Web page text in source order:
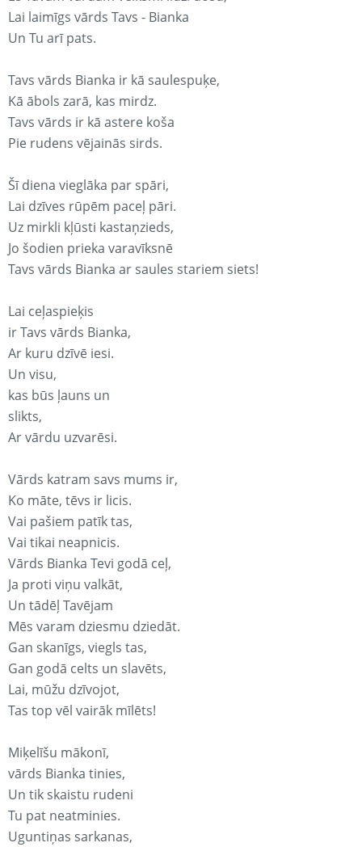
Lai laimīgs vārds Tavs - Bianka
Un Tu arī pats.
Tavs vārds Bianka ir kā saulespuķe,
Kā ābols zarā, kas mirdz.
Tavs vārds ir kā astere koša
Pie rudens vējainās sirds.
Šī diena vieglāka par spāri,
Lai dzīves rūpēm paceļ pāri.
Uz mirkli kļūsti kastaņzieds,
Jo šodien prieka varavīksnē
Tavs vārds Bianka ar saules stariem siets!
Lai ceļaspieķis
ir Tavs vārds Bianka,
Ar kuru dzīvē iesi.
Un visu,
kas būs ļauns un
slikts,
Ar vārdu uzvarēsi.
Vārds katram savs mums ir,
Ko māte, tēvs ir licis.
Vai pašiem patīk tas,
Vai tikai neapnicis.
Vārds Bianka Tevi godā ceļ,
Ja proti viņu valkāt,
Un tādēļ Tavējam
Mēs varam dziesmu dziedāt.
Gan skanīgs, viegls tas,
Gan godā celts un slavēts,
Lai, mūžu dzīvojot,
Tas top vēl vairāk mīlēts!
Miķelīšu mākonī,
vārds Bianka tinies,
Un tik skaistu rudeni
Tu pat neatminies.
Uguntiņas sarkanas,